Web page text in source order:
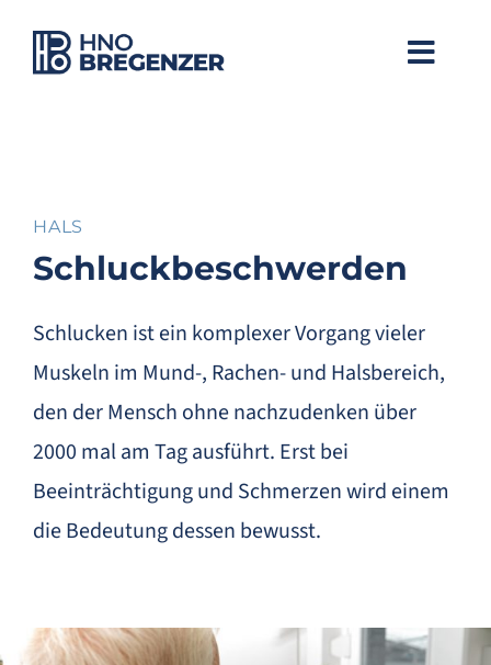
Inhalt
springen
Toggle
Team
Hals
Nase
Ohren
Kontakt
HALS
Schluckbeschwerden
Schlucken ist ein komplexer Vorgang vieler
Muskeln im Mund-, Rachen- und Halsbereich,
den der Mensch ohne nachzudenken über
2000 mal am Tag ausführt. Erst bei
Beeinträchtigung und Schmerzen wird einem
die Bedeutung dessen bewusst.